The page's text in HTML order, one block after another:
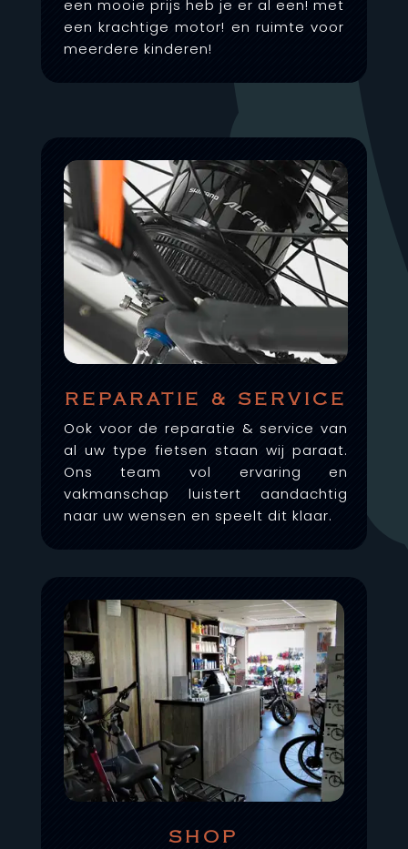
een mooie prijs heb je er al een! met
een krachtige motor! en ruimte voor
meerdere kinderen!
REPARATIE & SERVICE
Ook voor de reparatie & service van
al uw type fietsen staan wij paraat.
Ons team vol ervaring en
vakmanschap luistert aandachtig
naar uw wensen en speelt dit klaar.
SHOP